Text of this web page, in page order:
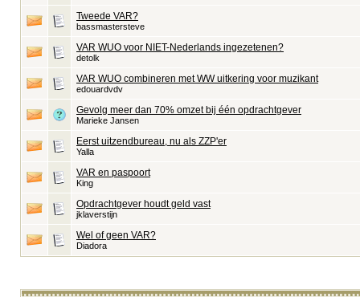
Tweede VAR?
bassmastersteve
VAR WUO voor NIET-Nederlands ingezetenen?
detolk
VAR WUO combineren met WW uitkering voor muzikant
edouardvdv
Gevolg meer dan 70% omzet bij één opdrachtgever
Marieke Jansen
Eerst uitzendbureau, nu als ZZP'er
Yalla
VAR en paspoort
King
Opdrachtgever houdt geld vast
jklaverstijn
Wel of geen VAR?
Diadora